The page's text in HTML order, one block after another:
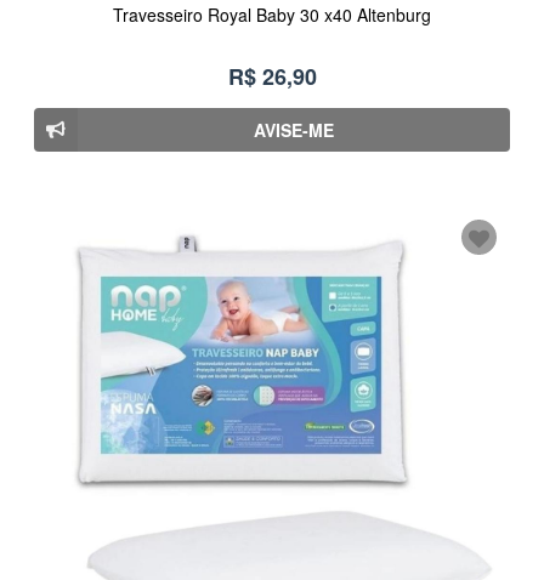
Travesseiro Royal Baby 30 x40 Altenburg
R$ 26,90
AVISE-ME